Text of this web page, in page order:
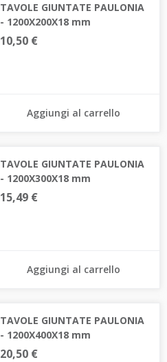
TAVOLE GIUNTATE PAULONIA
- 1200X200X18 mm
10,50 €
Aggiungi al carrello
TAVOLE GIUNTATE PAULONIA
- 1200X300X18 mm
15,49 €
Aggiungi al carrello
TAVOLE GIUNTATE PAULONIA
- 1200X400X18 mm
20,50 €